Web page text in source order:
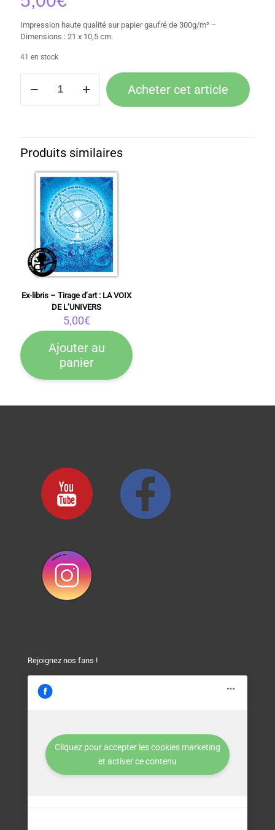
Impression haute qualité sur papier gaufré de 300g/m² –
Dimensions : 21 x 10,5 cm.
41 en stock
d’art
Dragondo
Acheter cet article
Produits similaires
Ex-libris – Tirage d’art : LA VOIX
DE L’UNIVERS
5,00€
Ajouter au
panier
Rejoignez nos fans !
Cliquez pour accepter les cookies marketing
et activer ce contenu